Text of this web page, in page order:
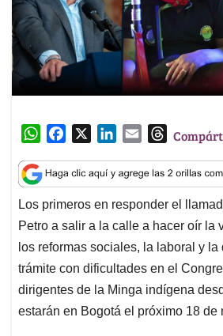
W
a
t
s
A
p
p
c
e
b
o
o
k
n
k
e
d
I
n
a
i
l
T
r
e
a
d
s
Los primeros en responder el
Petro a salir a la calle a hacer oír la
los reformas sociales, la laboral y
trámite con dificultades en el
dirigentes de la Minga indígena
estarán en Bogotá el próximo 18 de